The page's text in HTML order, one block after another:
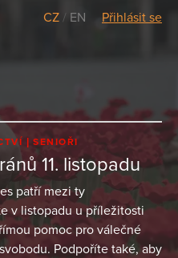
CZ / EN Přihlásit se
SENIOŘI
11. listopadu
patří mezi ty
v listopadu u příležitosti
pomoc pro válečné
Podpoříte také, aby